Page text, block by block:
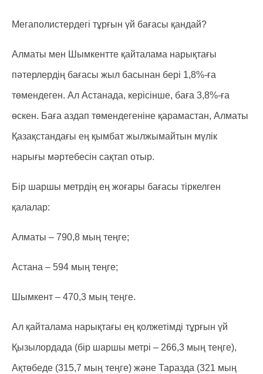
Мегаполистердегі тұрғын үй бағасы қандай?
Алматы мен Шымкентте қайталама нарықтағы
пәтерлердің бағасы жыл басынан бері 1,8%-ға
төмендеген. Ал Астанада, керісінше, баға 3,8%-ға
өскен. Баға аздап төмендегеніне қарамастан, Алматы
Қазақстандағы ең қымбат жылжымайтын мүлік
нарығы мәртебесін сақтап отыр.
Бір шаршы метрдің ең жоғары бағасы тіркелген
қалалар:
Алматы – 790,8 мың теңге;
Астана – 594 мың теңге;
Шымкент – 470,3 мың теңге.
Ал қайталама нарықтағы ең қолжетімді тұрғын үй
Қызылордада (бір шаршы метрі – 266,3 мың теңге),
Ақтөбеде (315,7 мың теңге) және Таразда (321 мың